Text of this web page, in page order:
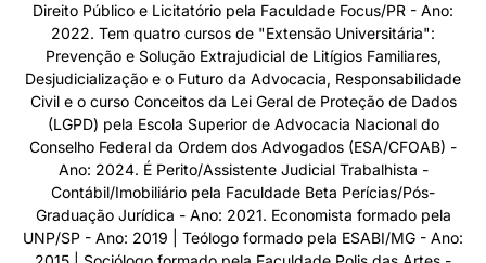
Direito Público e Licitatório pela Faculdade Focus/PR - Ano:
2022. Tem quatro cursos de "Extensão Universitária":
Prevenção e Solução Extrajudicial de Litígios Familiares,
Desjudicialização e o Futuro da Advocacia, Responsabilidade
Civil e o curso Conceitos da Lei Geral de Proteção de Dados
(LGPD) pela Escola Superior de Advocacia Nacional do
Conselho Federal da Ordem dos Advogados (ESA/CFOAB) -
Ano: 2024. É Perito/Assistente Judicial Trabalhista -
Contábil/Imobiliário pela Faculdade Beta Perícias/Pós-
Graduação Jurídica - Ano: 2021. Economista formado pela
UNP/SP - Ano: 2019 | Teólogo formado pela ESABI/MG - Ano: